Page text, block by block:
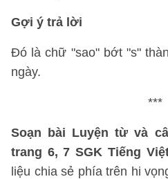
Gợi ý trả lời
Đó là chữ "sao" bớt "s"
ngày.
***
Soạn bài Luyện từ và
trang 6, 7 SGK Tiếng
liệu chia sẻ phía trên hi